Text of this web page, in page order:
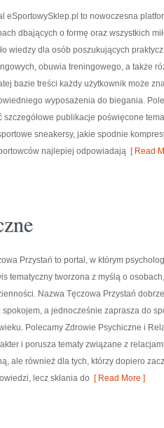
eSportowySklep.pl to nowoczesna
dbających o formę oraz wszystkich
wiedzy dla osób poszukujących
obuwia treningowego, a także
bazie treści każdy użytkownik może
wyposażenia do biegania.
publikacje poświęcone
sneakersy, jakie spodnie
najlepiej odpowiadają [ Read
Przystań to portal, w którym
tematyczny tworzona z myślą o
Nazwa Tęczowa Przystań
spokojem, a jednocześnie zaprasza do
Polecamy Zdrowie Psychiczne i
i porusza tematy związane z
ale również dla tych, którzy dopiero
lecz skłania do [ Read More ]